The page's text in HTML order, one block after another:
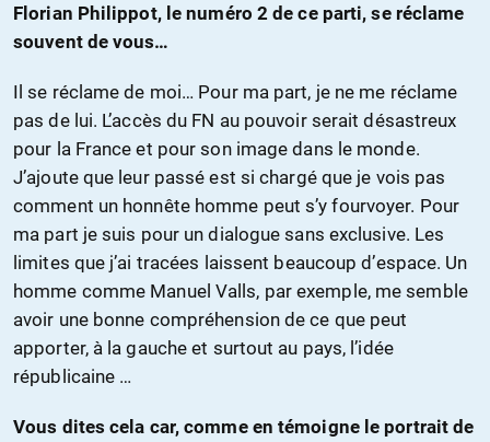
Florian Philippot, le numéro 2 de ce parti, se réclame
souvent de vous…
Il se réclame de moi… Pour ma part, je ne me réclame
pas de lui. L’accès du FN au pouvoir serait désastreux
pour la France et pour son image dans le monde.
J’ajoute que leur passé est si chargé que je vois pas
comment un honnête homme peut s’y fourvoyer. Pour
ma part je suis pour un dialogue sans exclusive. Les
limites que j’ai tracées laissent beaucoup d’espace. Un
homme comme Manuel Valls, par exemple, me semble
avoir une bonne compréhension de ce que peut
apporter, à la gauche et surtout au pays, l’idée
républicaine …
Vous dites cela car, comme en témoigne le portrait de